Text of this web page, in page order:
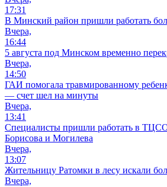
17:31
В Минский район пришли работать
Вчера,
16:44
5 августа под Минском временно
Вчера,
14:50
ГАИ помогала травмированному
— счет шел на минуты
Вчера,
13:41
Специалисты пришли работать в
Борисова и Могилева
Вчера,
13:07
Жительницу Ратомки в лесу искали
Вчера,